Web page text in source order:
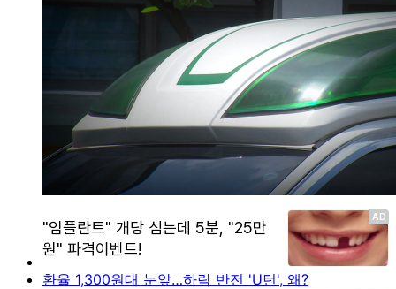
환율 1,300원대 눈앞…하락 반전 'U턴', 왜?